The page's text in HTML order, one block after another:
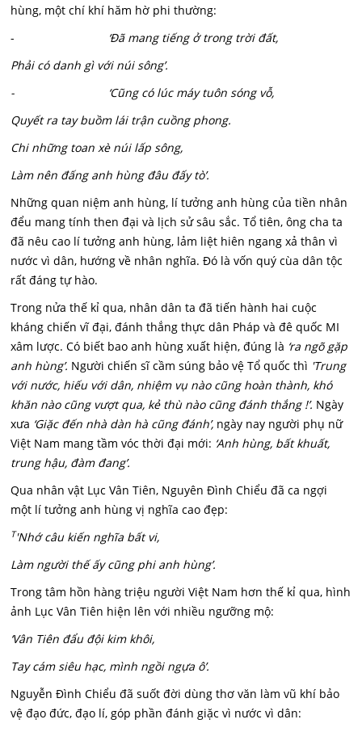
hùng, một chí khí hăm hờ phi thường:
- ‘Đã mang tiếng ở trong trời đất,
Phải có danh gì với núi sông’.
- ‘Cũng có lúc máy tuôn sóng vỗ,
Quyết ra tay buồm lái trận cuồng phong.
Chi những toan xè núi lấp sông,
Làm nên đấng anh hùng đâu đấy tò’.
Những quan niệm anh hùng, lí tưởng anh hùng của tiền nhân
đểu mang tính then đại và lịch sử sâu sắc. Tổ tiên, ông cha ta
đã nêu cao lí tưởng anh hùng, lảm liệt hiên ngang xả thân vì
nước vì dân, hướng về nhân nghĩa. Đó là vốn quý cùa dân tộc
rất đáng tự hào.
Trong nửa thế kỉ qua, nhân dân ta đã tiến hành hai cuộc
kháng chiến vĩ đại, đánh thắng thực dân Pháp và đê quốc MI
xâm lược. Có biết bao anh hùng xuất hiện, đúng là ‘ra ngõ gặp
anh hùng’. Người chiến sĩ cầm súng bảo vệ Tổ quốc thì 'Trung
với nước, hiếu với dân, nhiệm vụ nào cũng hoàn thành, khó
khăn nào cũng vượt qua, kẻ thù nào cũng đánh thắng !’. Ngày
xưa ‘Giặc đến nhà dàn hà cũng đánh’, ngày nay người phụ nữ
Việt Nam mang tầm vóc thời đại mới: ‘Anh hùng, bất khuất,
trung hậu, đàm đang’.
Qua nhân vật Lục Vân Tiên, Nguyên Đình Chiểu đã ca ngợi
một lí tưởng anh hùng vị nghĩa cao đẹp:
T'Nhớ câu kiến nghĩa bất vi,
Làm người thế ấy cũng phi anh hùng’.
Trong tâm hồn hàng triệu người Việt Nam hơn thế kỉ qua, hình
ảnh Lục Vân Tiên hiện lên với nhiều ngưỡng mộ:
‘Vân Tiên đẩu đội kim khôi,
Tay cám siêu hạc, mình ngồi ngựa ô’.
Nguyễn Đình Chiểu đã suốt đời dùng thơ văn làm vũ khí bảo
vệ đạo đức, đạo lí, góp phần đánh giặc vì nước vì dân: